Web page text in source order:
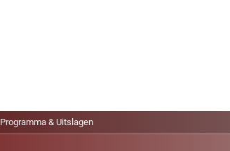
Programma & Uitslagen